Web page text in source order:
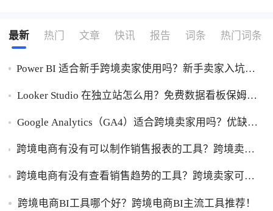
最新 热门 文章 快讯 报告 词条 热门词条
Power BI 适合新手跨境卖家使用吗？新手卖家入坑
Looker Studio 在独立站怎么用？免费数据看板保姆级
Google Analytics（GA4）适合跨境卖家用吗？优缺点
跨境电商有没有可以制作销售报表的工具？跨境卖家
跨境电商有没有查看销售趋势的工具？跨境卖家可以
跨境电商BI工具哪个好？跨境电商BI主流工具推荐！